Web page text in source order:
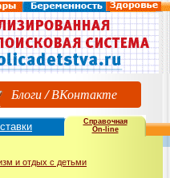
Блоги/ВКонтакте
и отдых с детьми
Справочная
On-line